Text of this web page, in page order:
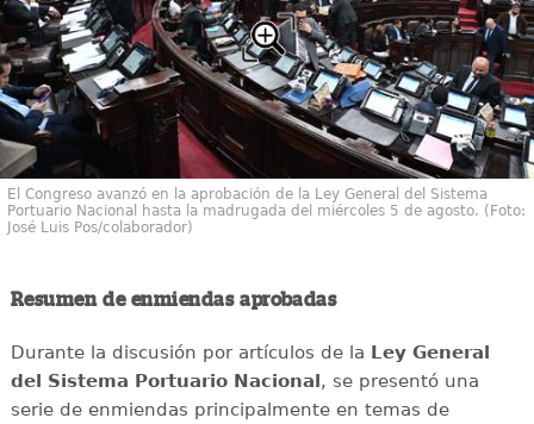
El Congreso avanzó en la aprobación de la Ley General del Sistema
Portuario Nacional hasta la madrugada del miércoles 5 de agosto. (Foto:
José Luis Pos/colaborador)
Resumen de enmiendas aprobadas
Durante la discusión por artículos de la Ley General
del Sistema Portuario Nacional, se presentó una
serie de enmiendas principalmente en temas de